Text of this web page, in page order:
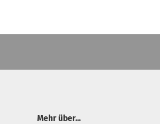
Mehr über...